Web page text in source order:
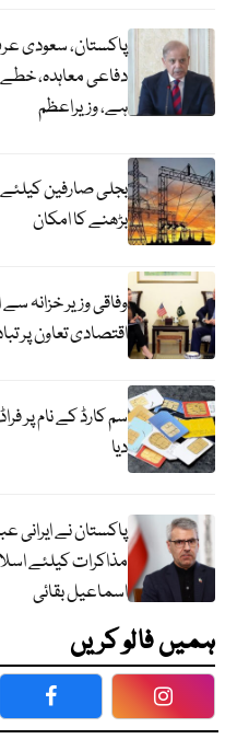
پاکستان، سعودی
دفاعی معاہدہ،
ہے، وزیراعظم
بجلی صارفین
بڑھنے کا امکان
وفاقی وزیر خزانہ
اقتصادی تعاون پر
سم کارڈ کے نام پر
دیا
پاکستان نے ایرانی
مذاکرات کیلئے
اسماعیل بقائی
ہمیں فالو کریں
Facebook